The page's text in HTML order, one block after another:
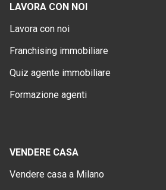
LAVORA CON NOI
Lavora con noi
Franchising immobiliare
Quiz agente immobiliare
Formazione agenti
VENDERE CASA
Vendere casa a Milano